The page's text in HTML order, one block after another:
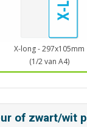
X-long - 297x105mm
(1/2 van A4)
of zwart/wit